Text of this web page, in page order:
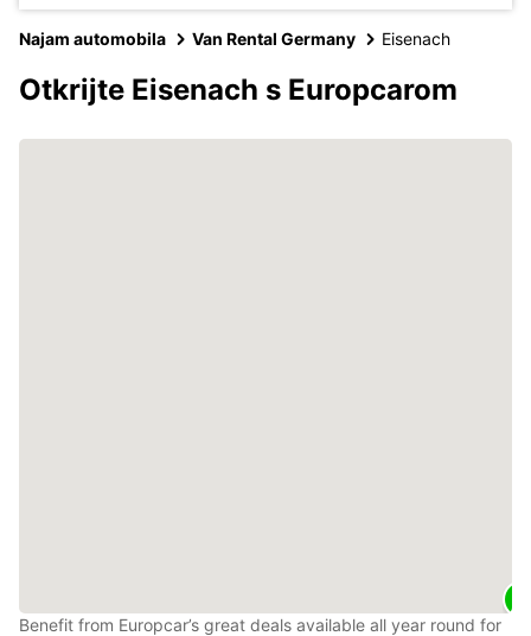
Najam automobila Van Rental Germany Eisenach
Otkrijte Eisenach s Europcarom
Benefit from Europcar’s great deals available all year round for